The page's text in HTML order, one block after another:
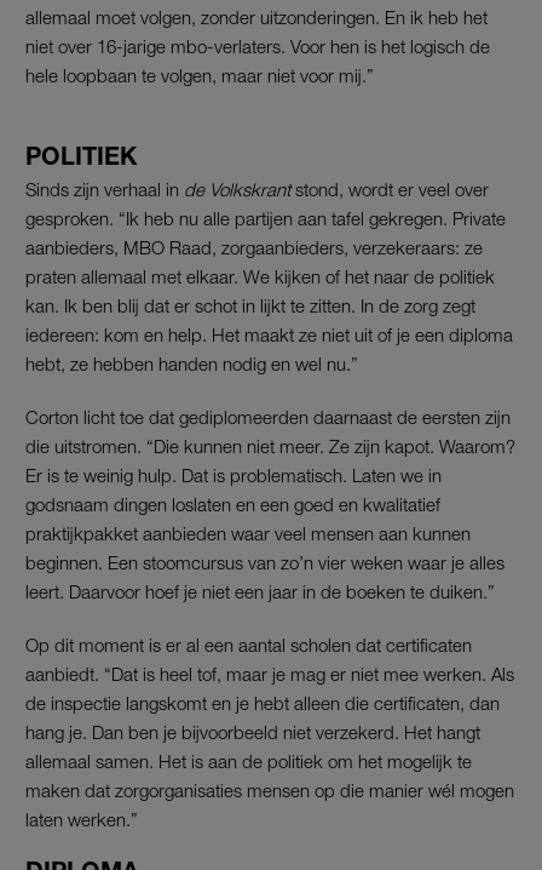
allemaal moet volgen, zonder uitzonderingen. En ik heb het
niet over 16-jarige mbo-verlaters. Voor hen is het logisch de
hele loopbaan te volgen, maar niet voor mij.”
POLITIEK
Sinds zijn verhaal in de Volkskrantstond, wordt er veel over
gesproken. “Ik heb nu alle partijen aan tafel gekregen. Private
aanbieders, MBO Raad, zorgaanbieders, verzekeraars: ze
praten allemaal met elkaar. We kijken of het naar de politiek
kan. Ik ben blij dat er schot in lijkt te zitten. In de zorg zegt
iedereen: kom en help. Het maakt ze niet uit of je een diploma
hebt, ze hebben handen nodig en wel nu.”
Corton licht toe dat gediplomeerden daarnaast de eersten zijn
die uitstromen. “Die kunnen niet meer. Ze zijn kapot. Waarom?
Er is te weinig hulp. Dat is problematisch. Laten we in
godsnaam dingen loslaten en een goed en kwalitatief
praktijkpakket aanbieden waar veel mensen aan kunnen
beginnen. Een stoomcursus van zo’n vier weken waar je alles
leert. Daarvoor hoef je niet een jaar in de boeken te duiken.”
Op dit moment is er al een aantal scholen dat certificaten
aanbiedt. “Dat is heel tof, maar je mag er niet mee werken. Als
de inspectie langskomt en je hebt alleen die certificaten, dan
hang je. Dan ben je bijvoorbeeld niet verzekerd. Het hangt
allemaal samen. Het is aan de politiek om het mogelijk te
maken dat zorgorganisaties mensen op die manier wél mogen
laten werken.”